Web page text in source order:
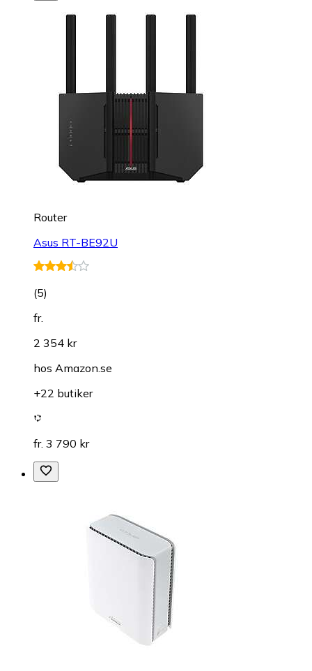
Router
Asus RT-BE92U
(5)
fr.
2 354 kr
hos Amazon.se
+22 butiker
fr. 3 790 kr